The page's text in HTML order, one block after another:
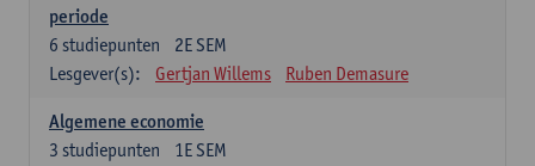
periode
2E SEM
6 studiepunten
Lesgever(s):
Gertjan Willems Ruben Demasure
Algemene economie
1E SEM
3 studiepunten